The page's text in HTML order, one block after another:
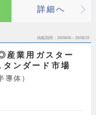
詳細へ
掲載期間 26/08/06～26/08/19
産業用ガスター
タンダード市場
導体）